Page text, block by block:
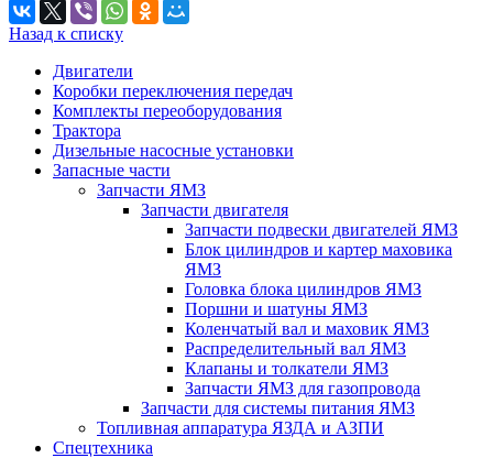
Назад к списку
Двигатели
Коробки переключения передач
Комплекты переоборудования
Трактора
Дизельные насосные установки
Запасные части
Запчасти ЯМЗ
Запчасти двигателя
Запчасти подвески двигателей ЯМЗ
Блок цилиндров и картер маховика
ЯМЗ
Головка блока цилиндров ЯМЗ
Поршни и шатуны ЯМЗ
Коленчатый вал и маховик ЯМЗ
Распределительный вал ЯМЗ
Клапаны и толкатели ЯМЗ
Запчасти ЯМЗ для газопровода
Запчасти для системы питания ЯМЗ
Топливная аппаратура ЯЗДА и АЗПИ
Спецтехника